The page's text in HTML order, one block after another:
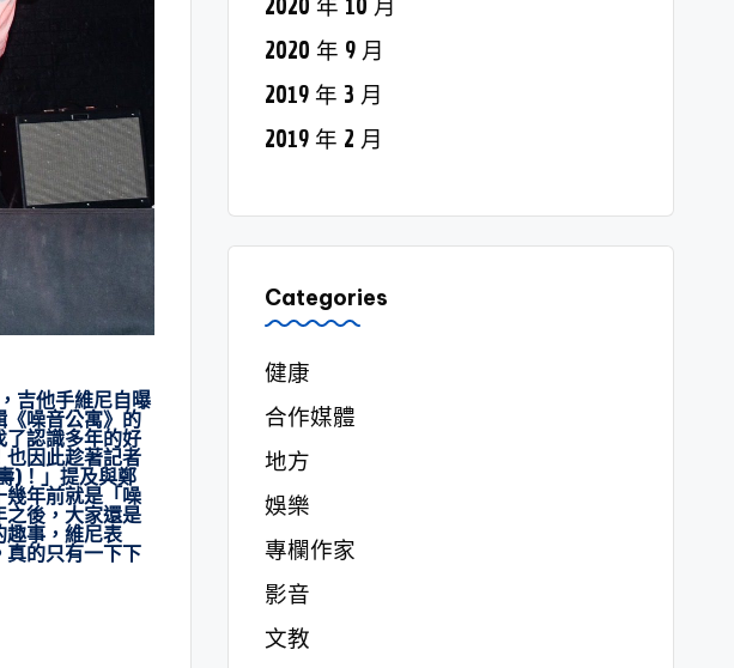
吉他手維尼自曝
《噪音公寓》的
認識多年的好
因此趁著記者
)！」提及與鄭
年前就是「噪
後，大家還是
趣事，維尼表
的只有一下下
2020 年 10 月
2020 年 9 月
2019 年 3 月
2019 年 2 月
Categories
健康
合作媒體
地方
娛樂
專欄作家
影音
文教